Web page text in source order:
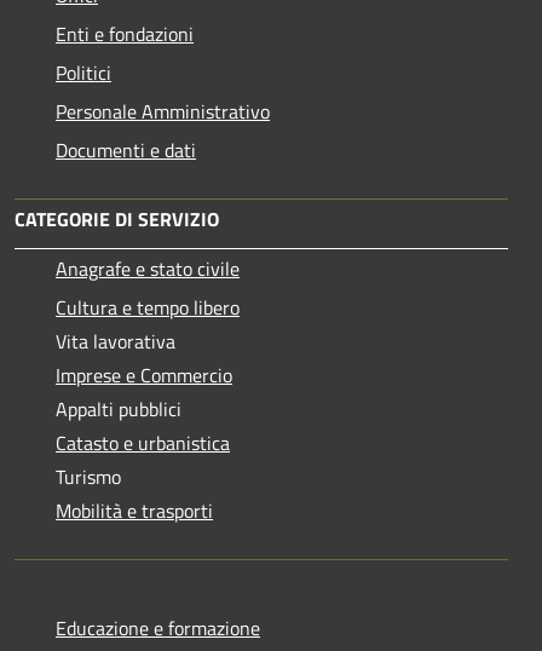
Enti e fondazioni
Politici
Personale Amministrativo
Documenti e dati
CATEGORIE DI SERVIZIO
Anagrafe e stato civile
Cultura e tempo libero
Vita lavorativa
Imprese e Commercio
Appalti pubblici
Catasto e urbanistica
Turismo
Mobilità e trasporti
Educazione e formazione